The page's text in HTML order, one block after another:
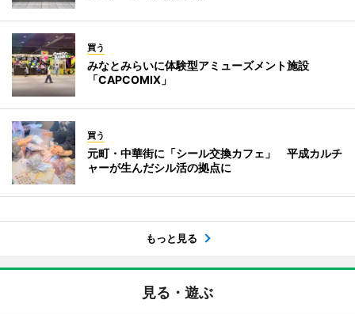
買う
みなとみらいに体験型アミューズメント施設
「CAPCOMIX」
買う
元町・中華街に「シール交換カフェ」 平成カルチ
ャーが生んだシル活の拠点に
もっと見る
見る・遊ぶ